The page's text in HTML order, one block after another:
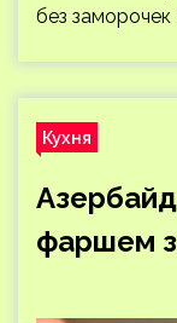
без
Кухня
фаршем